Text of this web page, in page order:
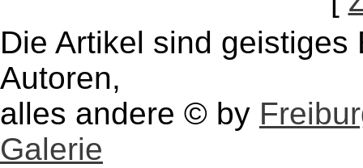
Die Artikel sind
Autoren,
alles andere © by
Galerie